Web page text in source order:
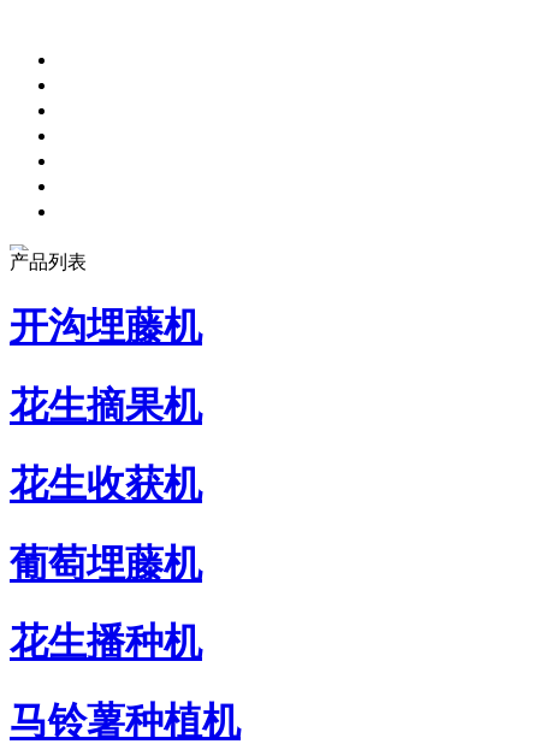
产品列表
开沟埋藤机
花生摘果机
花生收获机
葡萄埋藤机
花生播种机
马铃薯种植机